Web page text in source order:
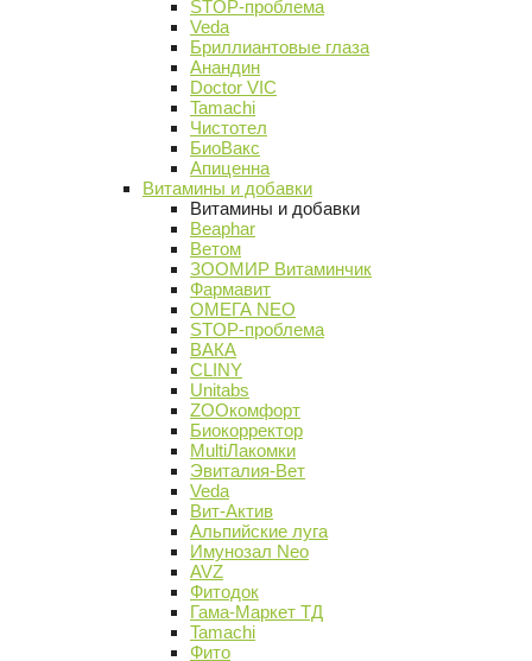
STOP-проблема
Veda
Бриллиантовые глаза
Анандин
Doctor VIC
Tamachi
Чистотел
БиоВакс
Апиценна
Витамины и добавки
Витамины и добавки
Beaphar
Ветом
ЗООМИР Витаминчик
Фармавит
ОМЕГА NEO
STOP-проблема
ВАКА
CLINY
Unitabs
ZOOкомфорт
Биокорректор
MultiЛакомки
Эвиталия-Вет
Veda
Вит-Актив
Альпийские луга
Имунозал Neo
AVZ
Фитодок
Гама-Маркет ТД
Tamachi
Фито